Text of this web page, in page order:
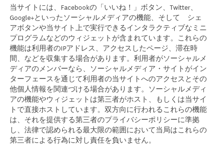
当サイトには、Facebookの「いいね！」ボタン、Twitter、
Google+といったソーシャルメディアの機能、そして シェ
アボタンや当サイト上で実行できるインタラクティブなミニ
プログラムなどのウィジェットが含まれています。これらの
機能は利用者のIPアドレス、アクセスしたページ、滞在時
間、などを収集する場合があります。利用者がソーシャルメ
ディアのメンバーなら、ソーシャルメディア・サイトがイン
ターフェースを通じて利用者の当サイトへのアクセスとその
他個人情報を関連づける場合があります。ソーシャルメディ
アの機能やウィジェットは第三者がホスト、もしくは当サイ
トで直接ホストしています。双方向に行われるこれらの機能
は、それを提供する第三者のプライバシーポリシーに準拠
し、法律で認められる最大限の範囲において当局はこれらの
第三者による行為に対し責任を負いません。